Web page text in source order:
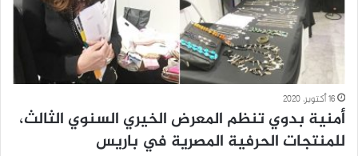
16 أكتوبر، 2020
أمنية بدوي تنظم المعرض الخيري السنوي الثالث،
للمنتجات الحرفية المصرية في باريس